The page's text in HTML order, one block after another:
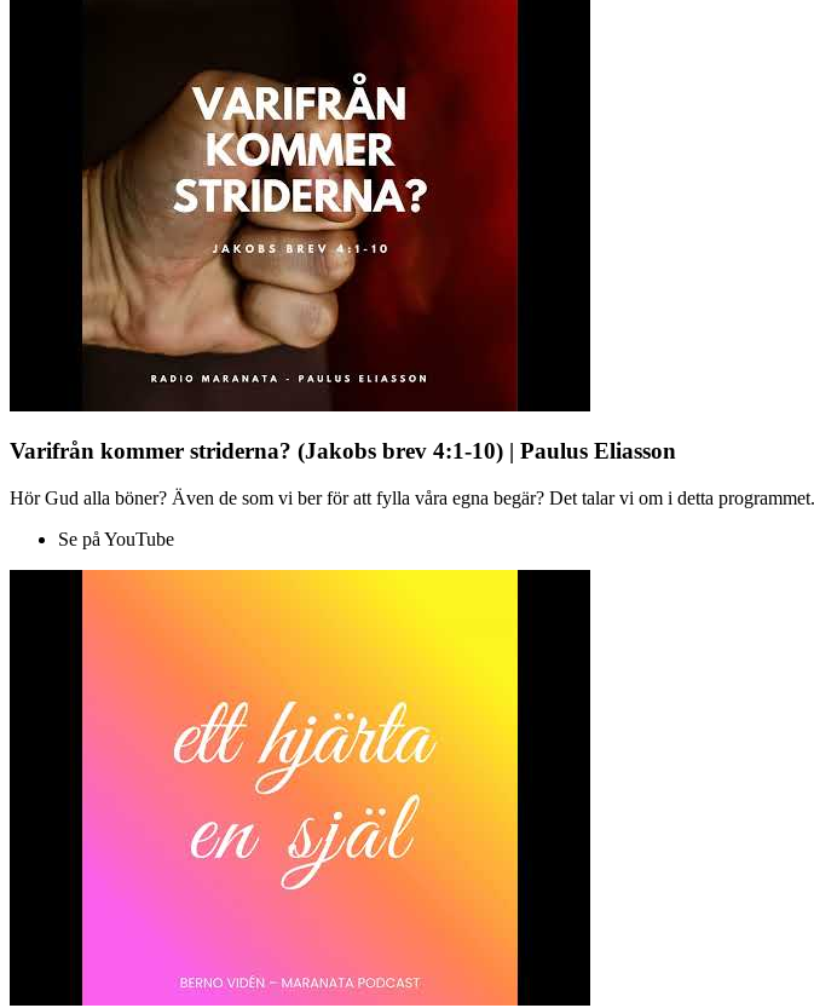
Varifrån kommer striderna? (Jakobs brev 4:1-10) | Paulus Eliasson
Hör Gud alla böner? Även de som vi ber för att fylla våra egna begär? Det talar vi om i detta programmet.
Se på YouTube